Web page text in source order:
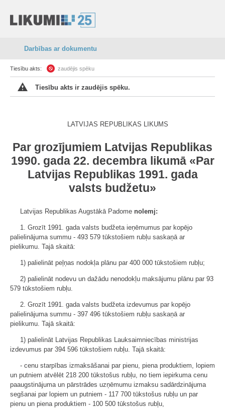
Darbības ar dokumentu
Tiesību akts: zaudējis spēku
Tiesību akts ir zaudējis spēku.
LATVIJAS REPUBLIKAS LIKUMS
Par grozījumiem Latvijas Republikas
1990. gada 22. decembra likumā «Par
Latvijas Republikas 1991. gada
valsts budžetu»
Latvijas Republikas Augstākā Padome nolemj:
1. Grozīt 1991. gada valsts budžeta ieņēmumus par kopējo
palielinājuma summu - 493 579 tūkstošiem rubļu saskaņā ar
pielikumu. Tajā skaitā:
1) palielināt peļņas nodokļa plānu par 400 000 tūkstošiem rubļu;
2) palielināt nodevu un dažādu nenodokļu maksājumu plānu par 93
579 tūkstošiem rubļu.
2. Grozīt 1991. gada valsts budžeta izdevumus par kopējo
palielinājuma summu - 397 496 tūkstošiem rubļu saskaņā ar
pielikumu. Tajā skaitā:
1) palielināt Latvijas Republikas Lauksaimniecības ministrijas
izdevumus par 394 596 tūkstošiem rubļu. Tajā skaitā:
- cenu starpības izmaksāšanai par pienu, piena produktiem, lopiem
un putniem atvēlēt 218 200 tūkstošus rubļu, no tiem iepirkuma cenu
paaugstinājuma un pārstrādes uzņēmumu izmaksu sadārdzinājuma
segšanai par lopiem un putniem - 117 700 tūkstošus rubļu un par
pienu un piena produktiem - 100 500 tūkstošus rubļu,